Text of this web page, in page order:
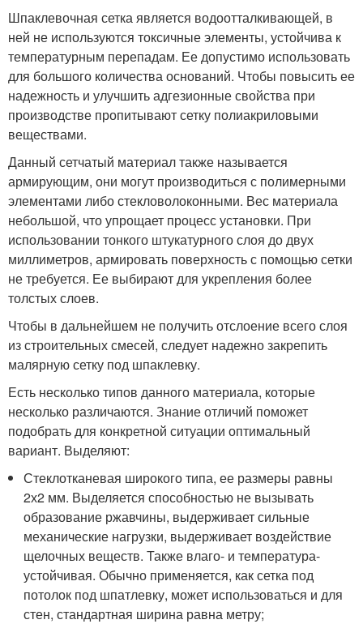
Шпаклевочная сетка является водоотталкивающей, в
ней не используются токсичные элементы, устойчива к
температурным перепадам. Ее допустимо использовать
для большого количества оснований. Чтобы повысить ее
надежность и улучшить адгезионные свойства при
производстве пропитывают сетку полиакриловыми
веществами.
Данный сетчатый материал также называется
армирующим, они могут производиться с полимерными
элементами либо стекловолоконными. Вес материала
небольшой, что упрощает процесс установки. При
использовании тонкого штукатурного слоя до двух
миллиметров, армировать поверхность с помощью сетки
не требуется. Ее выбирают для укрепления более
толстых слоев.
Чтобы в дальнейшем не получить отслоение всего слоя
из строительных смесей, следует надежно закрепить
малярную сетку под шпаклевку.
Есть несколько типов данного материала, которые
несколько различаются. Знание отличий поможет
подобрать для конкретной ситуации оптимальный
вариант. Выделяют:
Стеклотканевая широкого типа, ее размеры равны
2х2 мм. Выделяется способностью не вызывать
образование ржавчины, выдерживает сильные
механические нагрузки, выдерживает воздействие
щелочных веществ. Также влаго- и температура-
устойчивая. Обычно применяется, как сетка под
потолок под шпатлевку, может использоваться и для
стен, стандартная ширина равна метру;